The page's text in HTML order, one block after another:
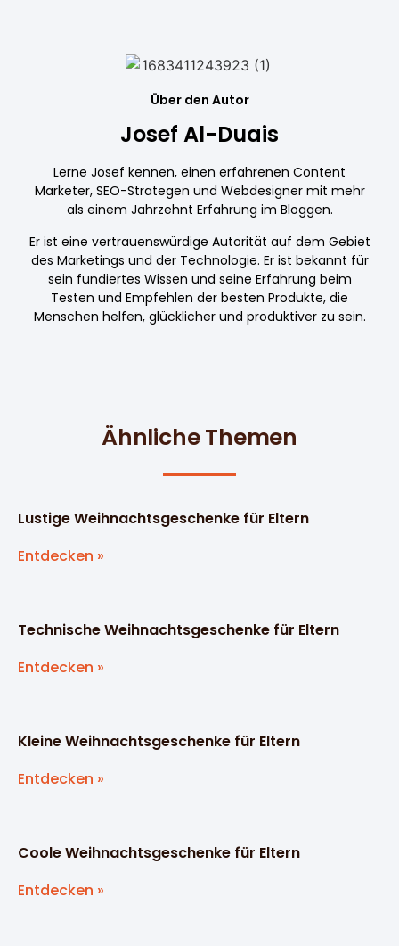
Über den Autor
Josef Al-Duais
Lerne Josef kennen, einen erfahrenen Content
Marketer, SEO-Strategen und Webdesigner mit mehr
als einem Jahrzehnt Erfahrung im Bloggen.
Er ist eine vertrauenswürdige Autorität auf dem Gebiet
des Marketings und der Technologie. Er ist bekannt für
sein fundiertes Wissen und seine Erfahrung beim
Testen und Empfehlen der besten Produkte, die
Menschen helfen, glücklicher und produktiver zu sein.
Ähnliche Themen
Lustige Weihnachtsgeschenke für Eltern
Entdecken »
Technische Weihnachtsgeschenke für Eltern
Entdecken »
Kleine Weihnachtsgeschenke für Eltern
Entdecken »
Coole Weihnachtsgeschenke für Eltern
Entdecken »